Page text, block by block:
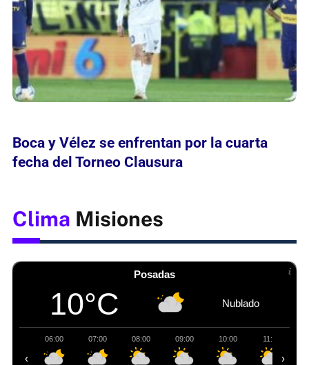
Boca y Vélez se enfrentan por la cuarta
fecha del Torneo Clausura
Clima Misiones
Posadas
10°C Nublado
06:00 07:00 08:00 09:00 10:00 11:00
‹ ›